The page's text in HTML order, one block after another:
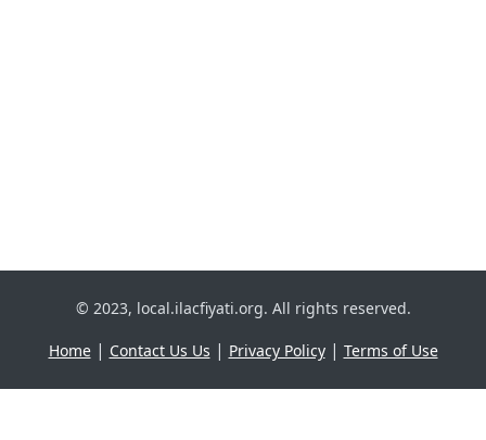
© 2023, local.ilacfiyati.org. All rights reserved.
Home| Contact Us Us | Privacy Policy| Terms of Use